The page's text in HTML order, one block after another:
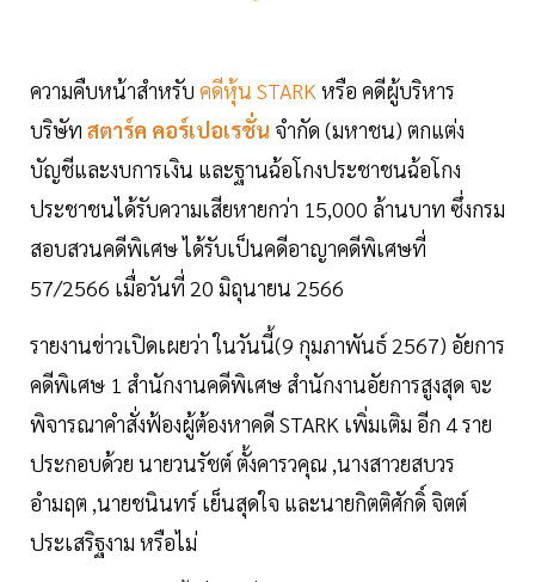
ความคืบหน้าสำหรับ คดีหุ้น STARK หรือ คดีผู้บริหาร
บริษัท สตาร์ค คอร์เปอเรชั่น จำกัด (มหาชน) ตกแต่ง
บัญชีและงบการเงิน และฐานฉ้อโกงประชาชนฉ้อโกง
ประชาชนได้รับความเสียหายกว่า 15,000 ล้านบาท ซึ่งกรม
สอบสวนคดีพิเศษ ได้รับเป็นคดีอาญาคดีพิเศษที่
57/2566 เมื่อวันที่ 20 มิถุนายน 2566
รายงานข่าวเปิดเผยว่า ในวันนี้(9 กุมภาพันธ์ 2567) อัยการ
คดีพิเศษ 1 สำนักงานคดีพิเศษ สำนักงานอัยการสูงสุด จะ
พิจารณาคำสั่งฟ้องผู้ต้องหาคดี STARK เพิ่มเติม อีก 4 ราย
ประกอบด้วย นายวนรัชต์ ตั้งคารวคุณ ,นางสาวยสบวร
อำมฤต ,นายชนินทร์ เย็นสุดใจ และนายกิตติศักดิ์ จิตต์
ประเสริฐงาม หรือไม่